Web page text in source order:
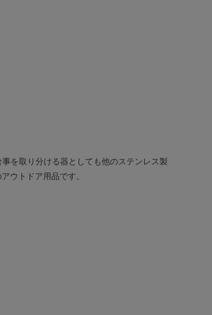
を取り分ける器としても他のステンレス製
ウトドア用品です。